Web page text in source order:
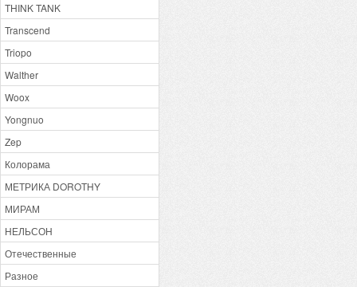
THINK TANK
Transcend
Triopo
Walther
Woox
Yongnuo
Zep
Колорама
МЕТРИКА DOROTHY
МИРАМ
НЕЛЬСОН
Отечественные
Разное